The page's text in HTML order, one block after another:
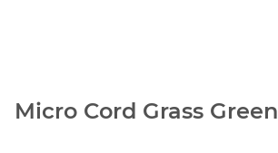
Micro Cord Grass Green